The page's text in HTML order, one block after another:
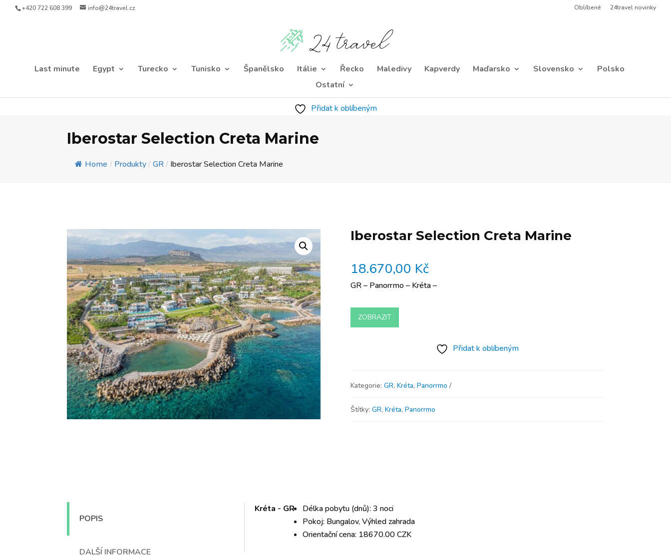
+420 722 608 399 info@24travel.cz Oblíbené 24travel novinky
Last minute Egypt Turecko Tunisko Španělsko Itálie Řecko Maledivy Kapverdy Maďarsko Slovensko
Polsko
Ostatní
Přidat k oblíbeným
Iberostar Selection Creta Marine
Home / Produkty / GR / Iberostar Selection Creta Marine
Iberostar Selection Creta Marine
18.670,00 Kč
GR – Panorrmo – Kréta –
ZOBRAZIT
Přidat k oblíbeným
Kategorie: GR, Kréta, Panorrmo
Štítky: GR, Kréta, Panorrmo
POPIS
DALŠÍ INFORMACE
Kréta - GR
Délka pobytu (dnů): 3 noci
Pokoj: Bungalov, Výhled zahrada
Orientační cena: 18670.00 CZK